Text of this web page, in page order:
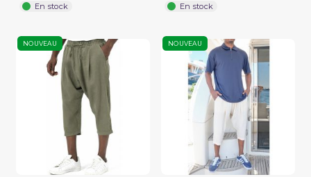
En stock En stock
NOUVEAU NOUVEAU